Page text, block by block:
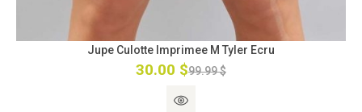
Jupe Culotte Imprimee M Tyler Ecru
30.00 $99.99 $